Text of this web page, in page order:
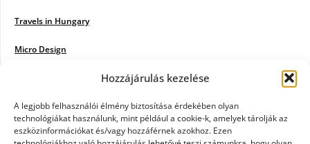
Hozzájárulás kezelése
A legjobb felhasználói élmény biztosítása érdekében olyan
technológiákat használunk, mint például a cookie-k, amelyek tárolják az
eszközinformációkat és/vagy hozzáférnek azokhoz. Ezen
Travels in Hungary
Micro Design
Poiwiki
Öntözőrendszer